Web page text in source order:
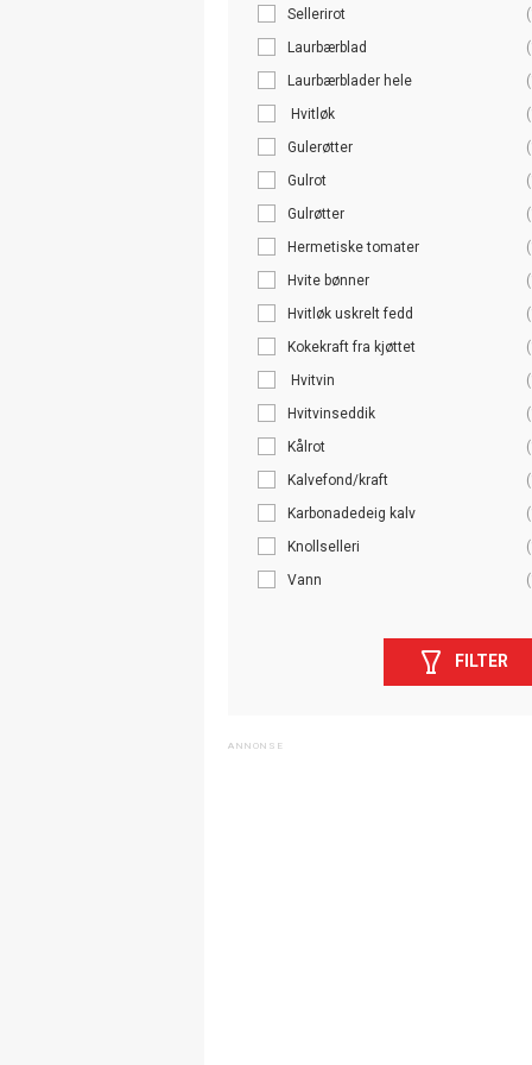
Sellerirot
Laurbærblad
Laurbærblader hele
Hvitløk
Gulerøtter
Gulrot
Gulrøtter
Hermetiske tomater
Hvite bønner
Hvitløk uskrelt fedd
Kokekraft fra kjøttet
Hvitvin
Hvitvinseddik
Kålrot
Kalvefond/kraft
Karbonadedeig kalv
Knollselleri
Vann
FILTER